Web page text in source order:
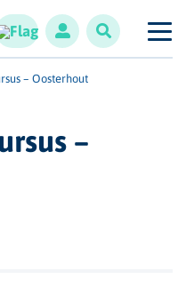
– Oosterhout
–